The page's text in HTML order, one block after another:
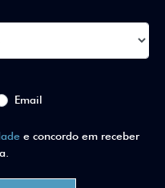
Email
e concordo em receber